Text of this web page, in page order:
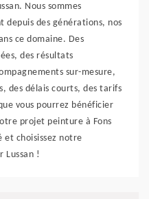
Nous sommes
depuis des générations, nos
ce domaine. Des
des résultats
sur-mesure,
des délais courts, des tarifs
vous pourrez bénéficier
projet peinture à Fons
et choisissez notre
Lussan !